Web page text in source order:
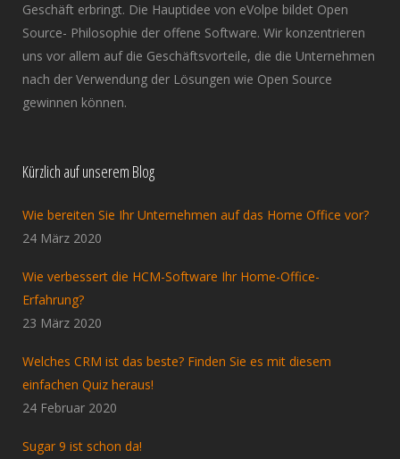
Geschäft erbringt. Die Hauptidee von eVolpe bildet Open
Source- Philosophie der offene Software. Wir konzentrieren
uns vor allem auf die Geschäftsvorteile, die die Unternehmen
nach der Verwendung der Lösungen wie Open Source
gewinnen können.
Kürzlich auf unserem Blog
Wie bereiten Sie Ihr Unternehmen auf das Home Office vor?
24 März 2020
Wie verbessert die HCM-Software Ihr Home-Office-
Erfahrung?
23 März 2020
Welches CRM ist das beste? Finden Sie es mit diesem
einfachen Quiz heraus!
24 Februar 2020
Sugar 9 ist schon da!